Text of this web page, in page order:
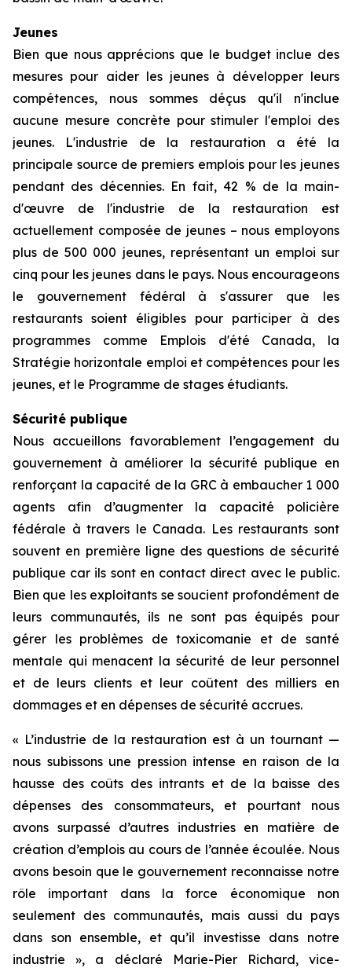
Jeunes
Bien que nous apprécions que le budget inclue des
mesures pour aider les jeunes à développer leurs
compétences, nous sommes déçus qu'il n'inclue
aucune mesure concrète pour stimuler l'emploi des
jeunes. L'industrie de la restauration a été la
principale source de premiers emplois pour les jeunes
pendant des décennies. En fait, 42 % de la main-
d'œuvre de l'industrie de la restauration est
actuellement composée de jeunes – nous employons
plus de 500 000 jeunes, représentant un emploi sur
cinq pour les jeunes dans le pays. Nous encourageons
le gouvernement fédéral à s'assurer que les
restaurants soient éligibles pour participer à des
programmes comme Emplois d'été Canada, la
Stratégie horizontale emploi et compétences pour les
jeunes, et le Programme de stages étudiants.
Sécurité publique
Nous accueillons favorablement l’engagement du
gouvernement à améliorer la sécurité publique en
renforçant la capacité de la GRC à embaucher 1 000
agents afin d’augmenter la capacité policière
fédérale à travers le Canada. Les restaurants sont
souvent en première ligne des questions de sécurité
publique car ils sont en contact direct avec le public.
Bien que les exploitants se soucient profondément de
leurs communautés, ils ne sont pas équipés pour
gérer les problèmes de toxicomanie et de santé
mentale qui menacent la sécurité de leur personnel
et de leurs clients et leur coûtent des milliers en
dommages et en dépenses de sécurité accrues.
« L’industrie de la restauration est à un tournant —
nous subissons une pression intense en raison de la
hausse des coûts des intrants et de la baisse des
dépenses des consommateurs, et pourtant nous
avons surpassé d’autres industries en matière de
création d’emplois au cours de l’année écoulée. Nous
avons besoin que le gouvernement reconnaisse notre
rôle important dans la force économique non
seulement des communautés, mais aussi du pays
dans son ensemble, et qu’il investisse dans notre
industrie », a déclaré Marie-Pier Richard, vice-